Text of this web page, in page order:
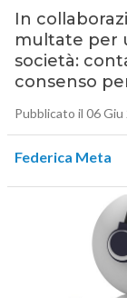
In
multate per
società:
consenso
Pubblicato il 06 Giu
Federica Meta